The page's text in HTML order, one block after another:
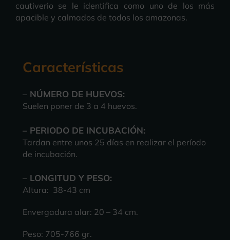
cautiverio se le identifica como uno de los más
apacible y calmados de todos los amazonas.
Características
– NÚMERO DE HUEVOS:
Suelen poner de 3 a 4 huevos.
– PERIODO DE INCUBACIÓN:
Tardan entre unos 25 días en realizar el período
de incubación.
– LONGITUD Y PESO:
Altura: 38-43 cm
Envergadura alar: 20 – 34 cm.
Peso: 705-766 gr.